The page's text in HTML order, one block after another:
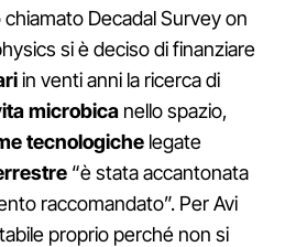
Decadal Survey on
si è deciso di finanziare
in venti anni la ricerca di
microbica nello spazio,
tecnologiche legate
“è stata accantonata
raccomandato”. Per Avi
proprio perché non si